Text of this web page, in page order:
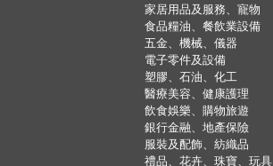
家居用品及服務、寵物
食品糧油、餐飲業設備
五金、機械、儀器
電子零件及設備
塑膠、石油、化工
醫療美容、健康護理
飲食娛樂、購物旅遊
銀行金融、地產保險
服裝及配飾、紡織品
禮品、花卉、珠寶、玩具